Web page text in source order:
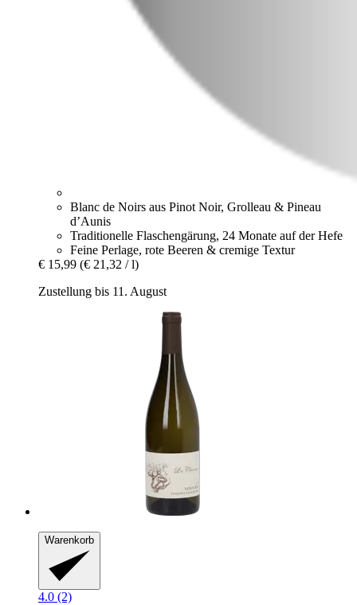
Blanc de Noirs aus Pinot Noir, Grolleau & Pineau
d’Aunis
Traditionelle Flaschengärung, 24 Monate auf der Hefe
Feine Perlage, rote Beeren & cremige Textur
€ 15,99 (€ 21,32 / l)
Zustellung bis 11. August
Warenkorb
4.0 (2)